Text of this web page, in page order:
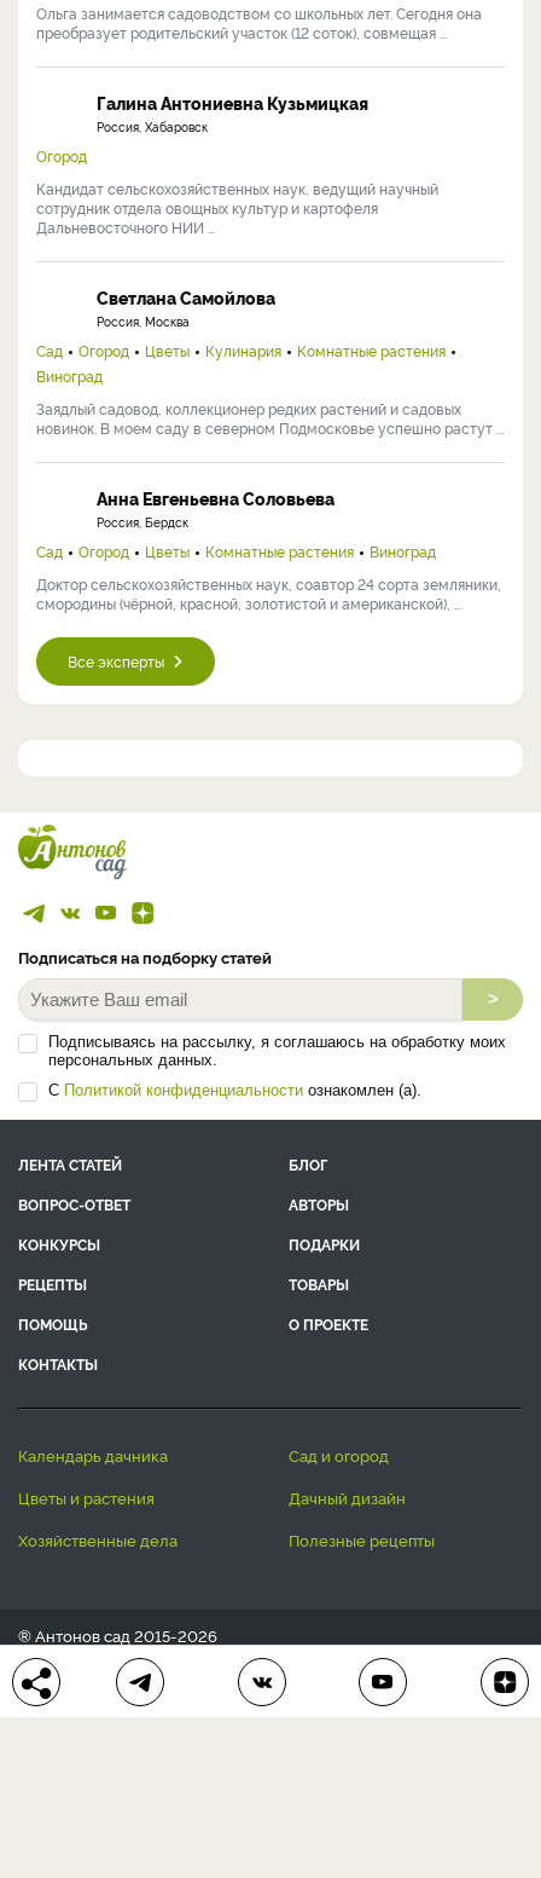
Ольга занимается садоводством со школьных лет. Сегодня она
преобразует родительский участок (12 соток), совмещая ...
Галина Антониевна Кузьмицкая
Россия, Хабаровск
Огород
Кандидат сельскохозяйственных наук, ведущий научный
сотрудник отдела овощных культур и картофеля
Дальневосточного НИИ ...
Светлана Самойлова
Россия, Москва
Сад Огород Цветы Кулинария
Комнатные растения
Виноград
Заядлый садовод, коллекционер редких растений и садовых
новинок. В моем саду в северном Подмосковье успешно растут ...
Анна Евгеньевна Соловьева
Россия, Бердск
Сад Огород Цветы Комнатные растения
Виноград
Доктор сельскохозяйственных наук, соавтор 24 сорта земляники,
смородины (чёрной, красной, золотистой и американской), ...
Все эксперты
Подписаться на подборку статей
>
Подписываясь на рассылку, я соглашаюсь на обработку моих
персональных данных.
С Политикой конфиденциальности ознакомлен (а).
ЛЕНТА СТАТЕЙ
БЛОГ
ВОПРОС-ОТВЕТ
АВТОРЫ
КОНКУРСЫ
ПОДАРКИ
РЕЦЕПТЫ
ТОВАРЫ
ПОМОЩЬ
О ПРОЕКТЕ
КОНТАКТЫ
календарь дачника
сад и огород
цветы и растения
дачный дизайн
хозяйственные дела
полезные рецепты
® Антонов сад 2015-2026
Политика конфиденциальности
Пользовательское соглашение